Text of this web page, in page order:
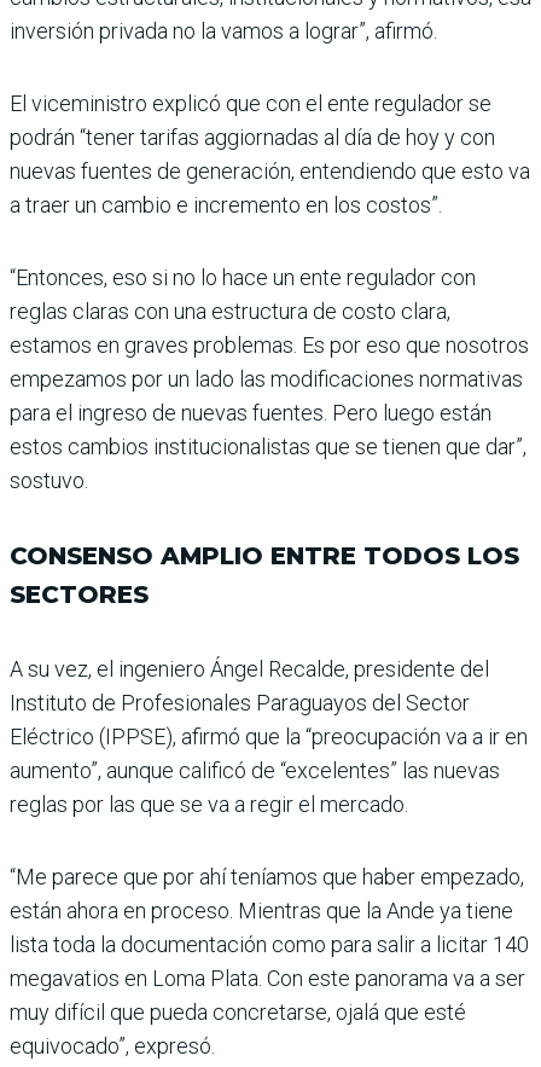
inversión pri­vada no la vamos a lograr”, afirmó.
El viceministro explicó que con el ente regulador se
podrán “tener tarifas aggior­nadas al día de hoy y con
nue­vas fuentes de generación, entendiendo que esto va
a traer un cambio e incremento en los costos”.
“Entonces, eso si no lo hace un ente regulador con
reglas claras con una estructura de costo clara,
estamos en gra­ves problemas. Es por eso que nosotros
empezamos por un lado las modificaciones nor­mativas
para el ingreso de nuevas fuentes. Pero luego están
estos cambios institu­cionalistas que se tienen que dar”,
sostuvo.
CONSENSO AMPLIO ENTRE TODOS LOS
SECTORES
A su vez, el ingeniero Ángel Recalde, presidente del
Instituto de Profesiona­les Paraguayos del Sector
Eléctrico (IPPSE), afirmó que la “preocupación va a ir en
aumento”, aunque cali­ficó de “excelentes” las nue­vas
reglas por las que se va a regir el mercado.
“Me parece que por ahí tenía­mos que haber empezado,
están ahora en proceso. Mien­tras que la Ande ya tiene
lista toda la documentación como para salir a licitar 140
mega­vatios en Loma Plata. Con este panorama va a ser
muy difícil que pueda concretarse, ojalá que esté
equivocado”, expresó.